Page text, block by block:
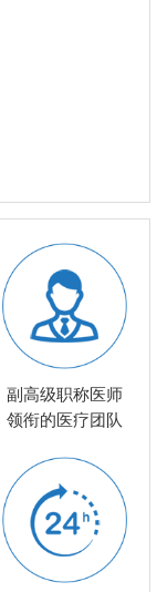
副高级职称医师
领衔的医疗团队